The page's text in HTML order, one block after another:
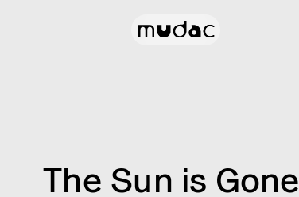
The Sun is Gone